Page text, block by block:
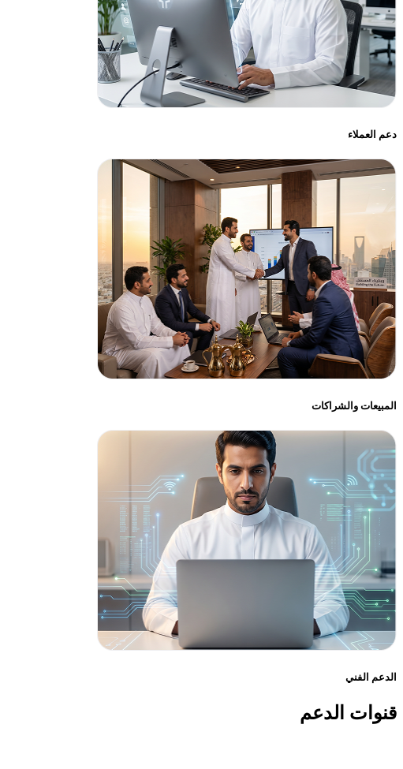
دعم العملاء
المبيعات والشراكات
الدعم الفني
قنوات الدعم